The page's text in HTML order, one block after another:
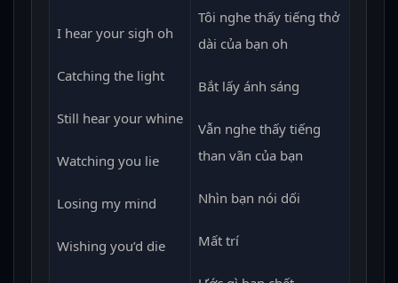
I hear your sigh oh
Catching the light
Still hear your whine
Watching you lie
Losing my mind
Wishing you’d die
Tôi nghe thấy tiếng thở
dài của bạn oh
Bắt lấy ánh sáng
Vẫn nghe thấy tiếng
than vãn của bạn
Nhìn bạn nói dối
Mất trí